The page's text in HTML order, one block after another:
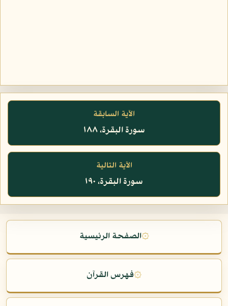
الآية السابقة
سورة البقرة، ١٨٨
الآية التالية
سورة البقرة، ١٩٠
۞الصفحة الرئيسية
۞فهرس القرآن